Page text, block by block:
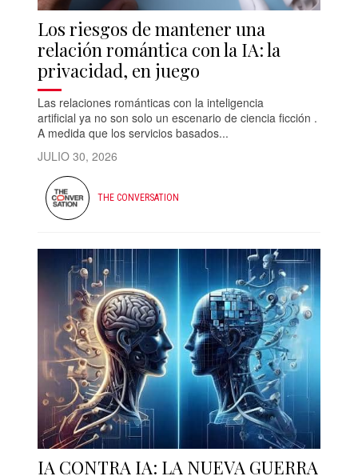
Los riesgos de mantener una
relación romántica con la IA: la
privacidad, en juego
Las relaciones románticas con la inteligencia
artificial ya no son solo un escenario de ciencia ficción .
A medida que los servicios basados...
JULIO 30, 2026
THE CONVERSATION
IA CONTRA IA: LA NUEVA GUERRA